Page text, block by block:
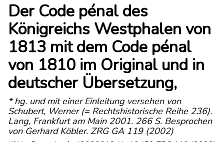
Der Code pénal des
Königreichs Westphalen von
1813 mit dem Code pénal
von 1810 im Original und in
deutscher Übersetzung,
* hg. und mit einer Einleitung versehen von
Schubert, Werner (= Rechtshistorische Reihe 236).
Lang, Frankfurt am Main 2001. 266 S. Besprochen
von Gerhard Köbler. ZRG GA 119 (2002)